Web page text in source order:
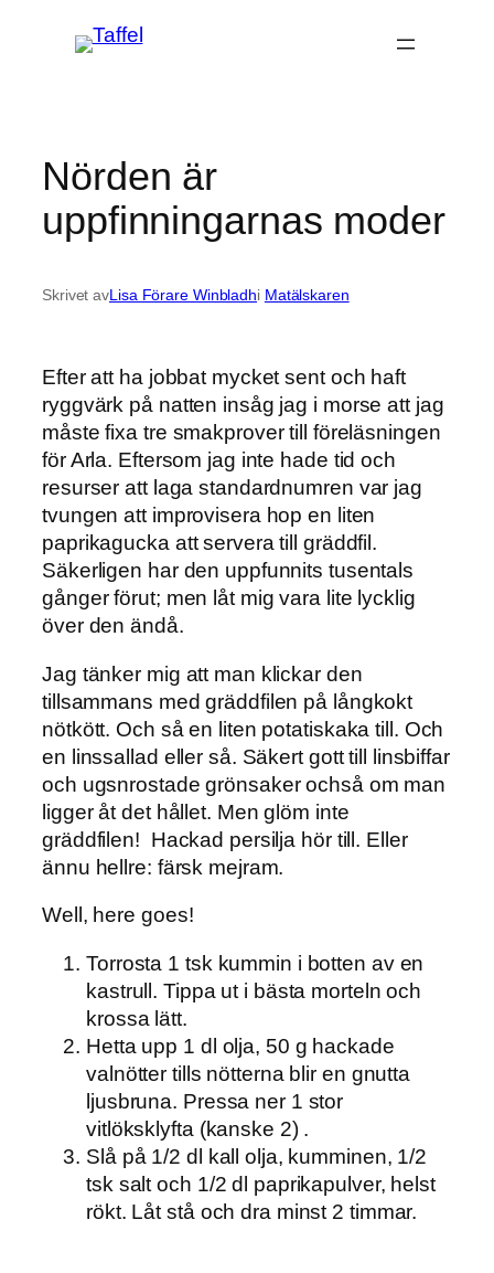
Nörden är
uppfinningarnas moder
Skrivet avLisa Förare Winbladhi Matälskaren
Efter att ha jobbat mycket sent och haft
ryggvärk på natten insåg jag i morse att jag
måste fixa tre smakprover till föreläsningen
för Arla. Eftersom jag inte hade tid och
resurser att laga standardnumren var jag
tvungen att improvisera hop en liten
paprikagucka att servera till gräddfil.
Säkerligen har den uppfunnits tusentals
gånger förut; men låt mig vara lite lycklig
över den ändå.
Jag tänker mig att man klickar den
tillsammans med gräddfilen på långkokt
nötkött. Och så en liten potatiskaka till. Och
en linssallad eller så. Säkert gott till linsbiffar
och ugsnrostade grönsaker ochså om man
ligger åt det hållet. Men glöm inte
gräddfilen! Hackad persilja hör till. Eller
ännu hellre: färsk mejram.
Well, here goes!
Torrosta 1 tsk kummin i botten av en
kastrull. Tippa ut i bästa morteln och
krossa lätt.
Hetta upp 1 dl olja, 50 g hackade
valnötter tills nötterna blir en gnutta
ljusbruna. Pressa ner 1 stor
vitlöksklyfta (kanske 2) .
Slå på 1/2 dl kall olja, kumminen, 1/2
tsk salt och 1/2 dl paprikapulver, helst
rökt. Låt stå och dra minst 2 timmar.